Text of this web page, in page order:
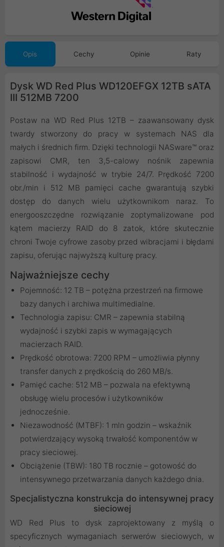
Opis Cechy Opinie Raty
Dysk WD Red Plus WD120EFGX 12TB sATA
III 512MB 7200
Postaw na WD Red Plus 12TB – zaawansowany dysk
twardy stworzony do pracy w systemach NAS dla
małych i średnich firm. Dzięki technologii NASware™ oraz
zapisowi CMR, ten 3,5-calowy nośnik zapewnia
stabilność i wydajność w trybie 24/7. Prędkość 7200
obr./min i 512 MB pamięci cache gwarantują szybki
dostęp do danych wielu użytkownikom naraz. To
energooszczędne rozwiązanie zoptymalizowane pod
kątem macierzy RAID do 8 zatok, które skutecznie
chroni Twoje cyfrowe zasoby przed wibracjami i błędami
zapisu, oferując najwyższą kulturę pracy.
Najważniejsze cechy
Pojemność: 12 TB – potężna przestrzeń na firmowe
bazy danych i archiwa multimedialne.
Technologia zapisu: CMR – zapewnia stabilną
wydajność i szybki zapis w wymagających
macierzach RAID.
Prędkość obrotowa: 7200 RPM – umożliwia płynny
transfer danych z prędkością do 260 MB/s.
Pamięć cache: 512 MB – pozwala na efektywną
obsługę wielu procesów i użytkowników
jednocześnie.
Niezawodność (MTBF): 1 mln godzin – wskaźnik
potwierdzający wysoką trwałość komponentów w
pracy sieciowej.
Obciążenie (TBW): 180 TB rocznie – gotowość do
intensywnego przetwarzania danych każdego dnia.
Specjalistyczna konstrukcja do intensywnej pracy
sieciowej
WD Red Plus to dysk zaprojektowany z myślą o
specyficznych wymaganiach serwerów sieciowych, w